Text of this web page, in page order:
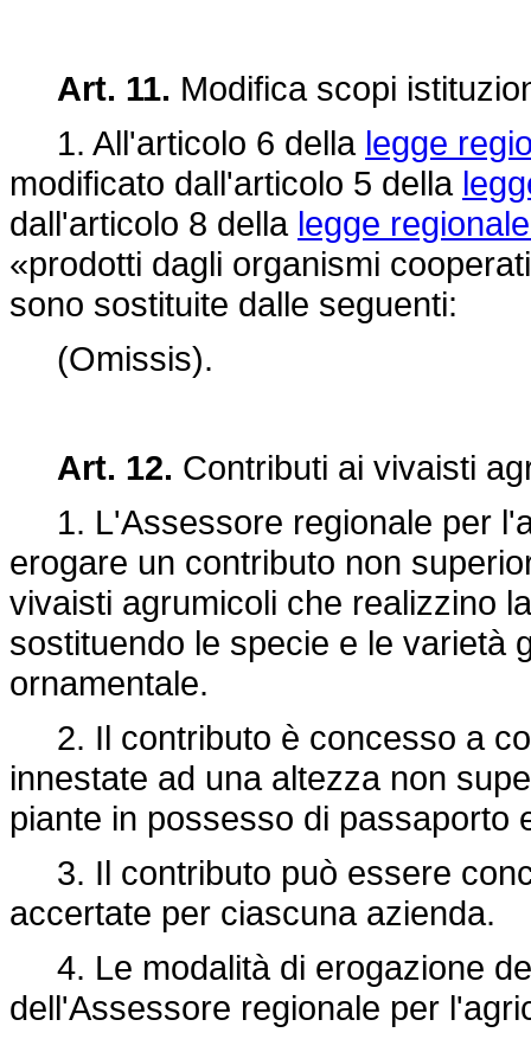
Art. 11. Modifica scopi
1. All'articolo 6 della legge
modificato dall'articolo 5 della
dall'articolo 8 della legge
«prodotti dagli organismi
sono sostituite dalle seguenti:
(Omissis).
Art. 12. Contributi ai vivaisti
1. L'Assessore regionale per
erogare un contributo non
vivaisti agrumicoli che realizzino
sostituendo le specie e le varietà
ornamentale.
2. Il contributo è concesso a
innestate ad una altezza non
piante in possesso di passaporto
3. Il contributo può essere
accertate per ciascuna azienda.
4. Le modalità di erogazione
dell'Assessore regionale per